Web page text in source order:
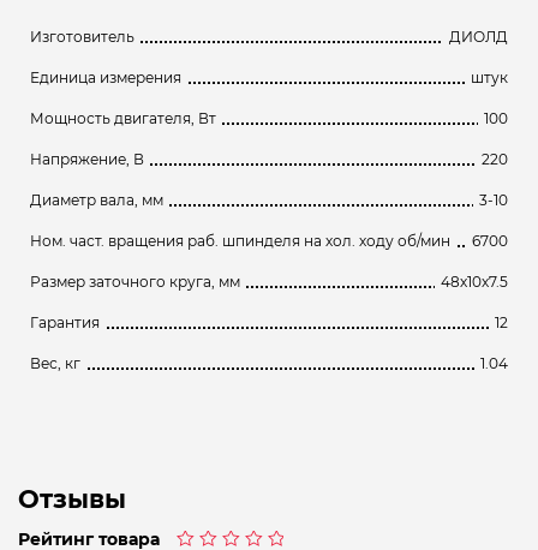
Изготовитель ДИОЛД
Единица измерения штук
Мощность двигателя, Вт 100
Напряжение, В 220
Диаметр вала, мм 3-10
Ном. част. вращения раб. шпинделя на хол. ходу об/мин 6700
Размер заточного круга, мм 48х10х7.5
Гарантия 12
Вес, кг 1.04
Отзывы
Рейтинг товара